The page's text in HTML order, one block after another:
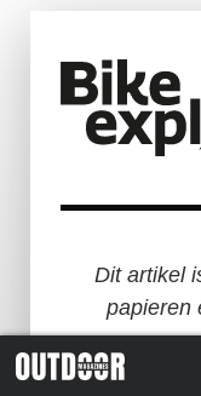
Terug naar
Dit artikel
papieren
Wil jij